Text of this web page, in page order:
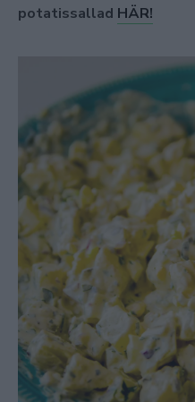
potatissallad HÄR!